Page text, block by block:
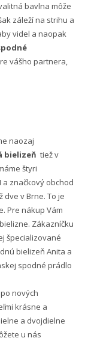
bavlna môže
záleží na strihu a
videl a naopak
vášho partnera,
naozaj
bielizeň tiež v
štyri
a značkový obchod
dve v Brne. To je
Pre nákup Vám
Zákazníčku
špecializované
bielizeň Anita a
spodné prádlo
nových
krásne a
a dvojdielne
u nás